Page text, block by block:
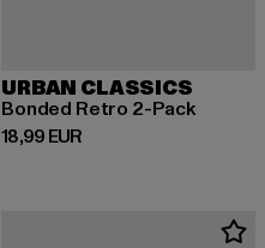
URBAN CLASSICS
Bonded Retro 2-Pack
18,99 EUR
Derzeitiger Preis: 18,99 EUR